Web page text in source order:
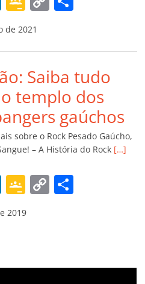
n
k
e
dI
n
o
o
gl
e
Cl
a
ss
ro
o
m
y
Li
n
k
p
ar
til
h
ar
de 2021
Saiba tudo
templo dos
gaúchos
sobre o Rock Pesado Gaúcho,
– A História do Rock […]
Li
n
k
dI
G
o
o
e
C
Li ar
2019